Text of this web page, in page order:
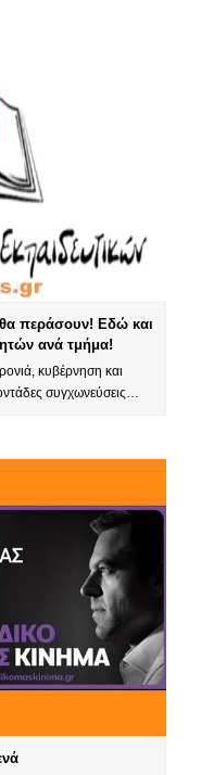
περάσουν! Εδώ και
ανά τμήμα!
κυβέρνηση και
συγχωνεύσεις…